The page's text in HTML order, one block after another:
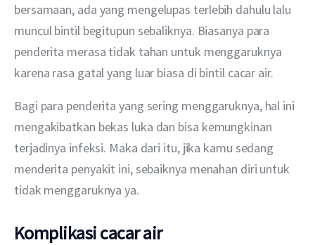
bersamaan, ada yang mengelupas terlebih dahulu lalu
muncul bintil begitupun sebaliknya. Biasanya para
penderita merasa tidak tahan untuk menggaruknya
karena rasa gatal yang luar biasa di bintil cacar air.
Bagi para penderita yang sering menggaruknya, hal ini
mengakibatkan bekas luka dan bisa kemungkinan
terjadinya infeksi. Maka dari itu, jika kamu sedang
menderita penyakit ini, sebaiknya menahan diri untuk
tidak menggaruknya ya.
Komplikasi cacar air